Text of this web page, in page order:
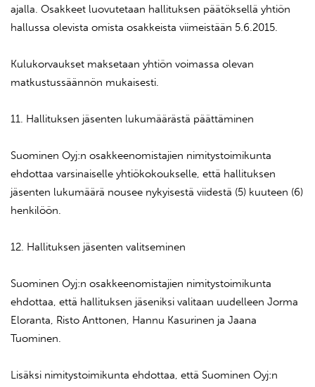
ajalla. Osakkeet luovutetaan hallituksen päätöksellä yhtiön
hallussa olevista omista osakkeista viimeistään 5.6.2015.
Kulukorvaukset maksetaan yhtiön voimassa olevan
matkustussäännön mukaisesti.
11. Hallituksen jäsenten lukumäärästä päättäminen
Suominen Oyj:n osakkeenomistajien nimitystoimikunta
ehdottaa varsinaiselle yhtiökokoukselle, että hallituksen
jäsenten lukumäärä nousee nykyisestä viidestä (5) kuuteen (6)
henkilöön.
12. Hallituksen jäsenten valitseminen
Suominen Oyj:n osakkeenomistajien nimitystoimikunta
ehdottaa, että hallituksen jäseniksi valitaan uudelleen Jorma
Eloranta, Risto Anttonen, Hannu Kasurinen ja Jaana
Tuominen.
Lisäksi nimitystoimikunta ehdottaa, että Suominen Oyj:n